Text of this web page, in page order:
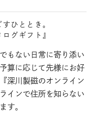
ひととき。
グギフト』
もない日常に寄り添い
算に応じて先様にお好
深川製磁のオンライン
インで住所を知らない
す。